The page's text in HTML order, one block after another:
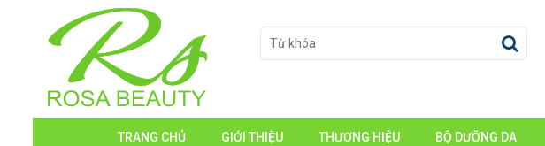
TRANG CHỦ GIỚI THIỆU THƯƠNG HIỆU BỘ DƯỠNG DA